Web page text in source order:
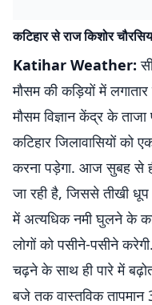
कटिहार से राज किशोर
Katihar Weather:
मौसम की कड़ियों में लगातार
मौसम विज्ञान केंद्र के
कटिहार जिलावासियों को
करना पड़ेगा. आज सुबह से
जा रही है, जिससे तीखी
में अत्यधिक नमी घुलने के
लोगों को पसीने-पसीने
चढ़ने के साथ ही पारे में
बजे तक वास्तविक